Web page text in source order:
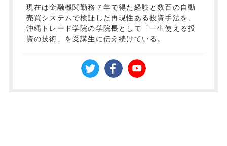
現在は金融機関勤務７年で得た経験と数百の自動
売買システムで検証した再現性ある投資手法を、
沖縄トレード学院の学院長として「一生使える投
資の技術」を受講生に伝え続けている。